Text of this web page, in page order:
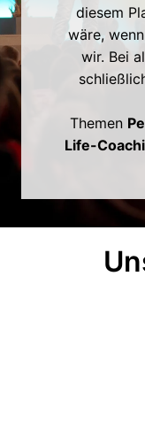
diesem
wäre,
wir. Bei
Themen
Life-